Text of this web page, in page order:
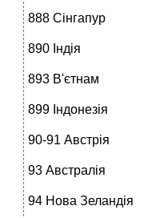
888 Сінгапур
890 Індія
893 В'єтнам
899 Індонезія
90-91 Австрія
93 Австралія
94 Нова Зеландія